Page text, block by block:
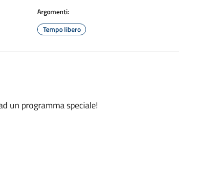
Argomenti:
Tempo libero
un programma speciale!